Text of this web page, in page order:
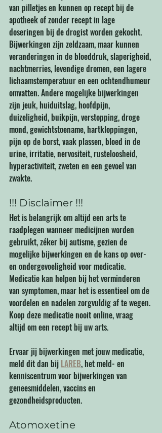
van pilletjes en kunnen op recept bij de
apotheek of zonder recept in lage
doseringen bij de drogist worden gekocht.
Bijwerkingen zijn zeldzaam, maar kunnen
veranderingen in de bloeddruk, slaperigheid,
nachtmerries, levendige dromen, een lagere
lichaamstemperatuur en een ochtendhumeur
omvatten. Andere mogelijke bijwerkingen
zijn jeuk, huiduitslag, hoofdpijn,
duizeligheid, buikpijn, verstopping, droge
mond, gewichtstoename, hartkloppingen,
pijn op de borst, vaak plassen, bloed in de
urine, irritatie, nervositeit, rusteloosheid,
hyperactiviteit, zweten en een gevoel van
zwakte.
!!! Disclaimer !!!
Het is belangrijk om altijd een arts te
raadplegen wanneer medicijnen worden
gebruikt, zéker bij autisme, gezien de
mogelijke bijwerkingen en de kans op over-
en ondergevoeligheid voor medicatie.
Medicatie kan helpen bij het verminderen
van symptomen, maar het is essentieel om de
voordelen en nadelen zorgvuldig af te wegen.
Koop deze medicatie nooit online, vraag
altijd om een recept bij uw arts.
Ervaar jij bijwerkingen met jouw medicatie,
meld dit dan bij LAREB, het meld- en
kenniscentrum voor bijwerkingen van
geneesmiddelen, vaccins en
gezondheidsproducten.
Atomoxetine